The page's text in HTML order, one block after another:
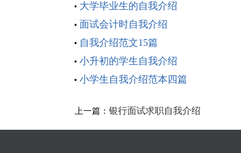
大学毕业生的自我介绍
面试会计时自我介绍
自我介绍范文15篇
小升初的学生自我介绍
小学生自我介绍范本四篇
上一篇： 银行面试求职自我介绍